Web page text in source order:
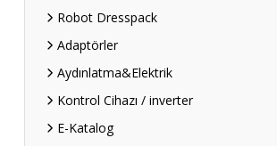
Robot Dresspack
Adaptörler
Aydınlatma&Elektrik
Kontrol Cihazı / inverter
E-Katalog